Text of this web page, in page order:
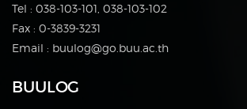
Tel : 038-103-101, 038-103-102
Fax : 0-3839-3231
Email : buulog@go.buu.ac.th
BUULOG